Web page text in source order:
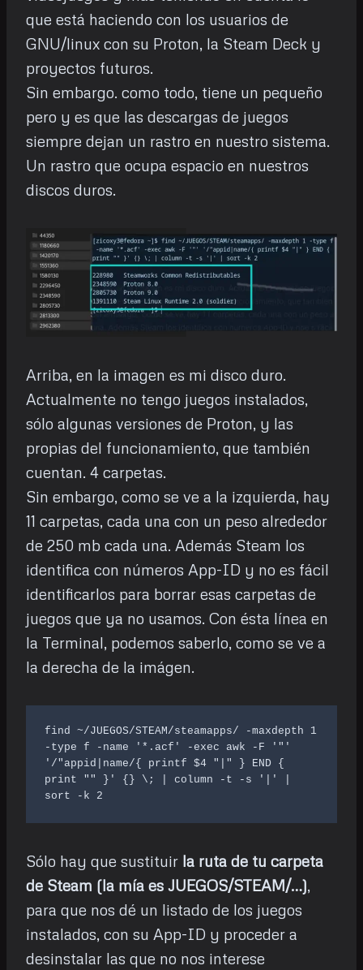
que está haciendo con los usuarios de
GNU/linux con su Proton, la Steam Deck y
proyectos futuros.
Sin embargo. como todo, tiene un pequeño
pero y es que las descargas de juegos
siempre dejan un rastro en nuestro sistema.
Un rastro que ocupa espacio en nuestros
discos duros.
Arriba, en la imagen es mi disco duro.
Actualmente no tengo juegos instalados,
sólo algunas versiones de Proton, y las
propias del funcionamiento, que también
cuentan. 4 carpetas.
Sin embargo, como se ve a la izquierda, hay
11 carpetas, cada una con un peso alrededor
de 250 mb cada una. Además Steam los
identifica con números App-ID y no es fácil
identificarlos para borrar esas carpetas de
juegos que ya no usamos. Con ésta línea en
la Terminal, podemos saberlo, como se ve a
la derecha de la imágen.
find ~/JUEGOS/STEAM/steamapps/ -maxdepth 1
-type f -name '*.acf' -exec awk -F '"'
'/"appid|name/{ printf $4 "|" } END {
print "" }' {} \; | column -t -s '|' |
sort -k 2
Sólo hay que sustituir la ruta de tu carpeta
de Steam (la mía es JUEGOS/STEAM/…),
para que nos dé un listado de los juegos
instalados, con su App-ID y proceder a
desinstalar las que no nos interese